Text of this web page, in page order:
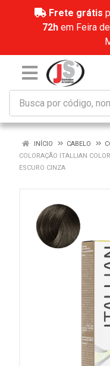
Frete grátis
72hem Feira de
INÍCIO CABELO
COLORAÇÃO ITALLIAN
ESCURO CINZA